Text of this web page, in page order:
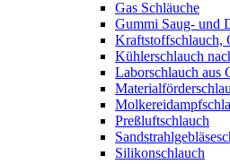
Gas Schläuche
Gummi Saug- und
Kraftstoffschlauch,
Kühlerschlauch
Laborschlauch aus
Preßluftschlauch
Silikonschlauch